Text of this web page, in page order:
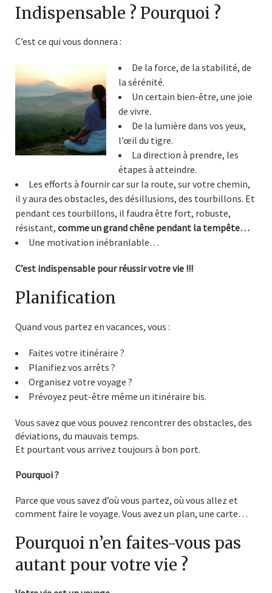
Indispensable ? Pourquoi ?
C’est ce qui vous donnera :
De la force, de la stabilité, de
la sérénité.
Un certain bien-être, une joie
de vivre.
De la lumière dans vos yeux,
l’œil du tigre.
La direction à prendre, les
étapes à atteindre.
Les efforts à fournir car sur la route, sur votre chemin,
il y aura des obstacles, des désillusions, des tourbillons. Et
pendant ces tourbillons, il faudra être fort, robuste,
résistant, comme un grand chêne pendant la tempête…
Une motivation inébranlable…
C’est indispensable pour réussir votre vie !!!
Planification
Quand vous partez en vacances, vous :
Faites votre itinéraire ?
Planifiez vos arrêts ?
Organisez votre voyage ?
Prévoyez peut-être même un itinéraire bis.
Vous savez que vous pouvez rencontrer des obstacles, des
déviations, du mauvais temps.
Et pourtant vous arrivez toujours à bon port.
Pourquoi ?
Parce que vous savez d’où vous partez, où vous allez et
comment faire le voyage. Vous avez un plan, une carte…
Pourquoi n’en faites-vous pas
autant pour votre vie ?